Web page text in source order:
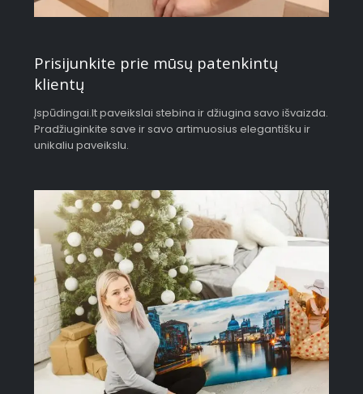
Prisijunkite prie mūsų patenkintų
klientų
Įspūdingai.lt paveikslai stebina ir džiugina savo išvaizda.
Pradžiuginkite save ir savo artimuosius elegantišku ir
unikaliu paveikslu.